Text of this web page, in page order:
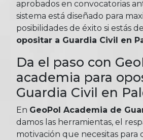
aprobados en convocatorias
sistema está diseñado para
posibilidades de éxito si estás
opositar a Guardia Civil en
Da el paso con
academia para
Guardia Civil en
En GeoPol Academia de
damos las herramientas, el
motivación que necesitas para